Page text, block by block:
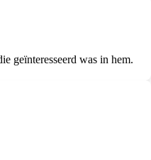
geïnteresseerd was in hem.